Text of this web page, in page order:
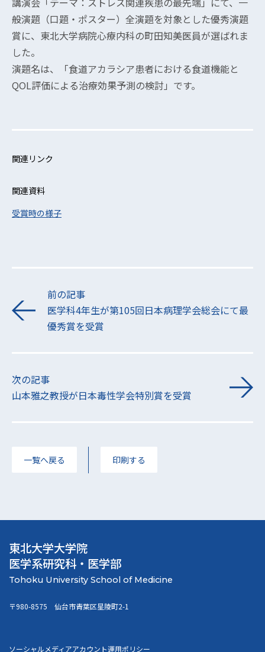
般演題（口題・ポスター）全演題を対象とした優秀演題
賞に、東北大学病院心療内科の町田知美医員が選ばれま
した。
演題名は、「食道アカラシア患者における食道機能と
QOL評価による治療効果予測の検討」です。
関連リンク
関連資料
受賞時の様子
前の記事
医学科4年生が第105回日本病理学会総会にて最
優秀賞を受賞
次の記事
山本雅之教授が日本毒性学会特別賞を受賞
一覧へ戻る 印刷する
東北大学大学院
医学系研究科・医学部
〒980-8575 仙台市青葉区星陵町2-1
ソーシャルメディアアカウント運用ポリシー